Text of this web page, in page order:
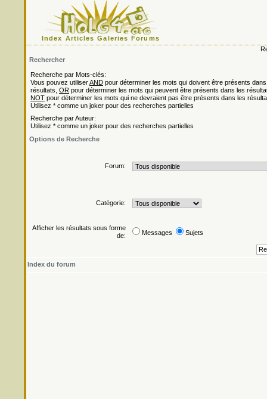
Index Articles Galeries Forums
Rechercher
Recherche par Mots-clés:
Vous pouvez utiliserAND pour déterminer les mots qui doivent être présents
résultats, OR pour déterminer les mots qui peuvent être présents dans les
NOT pour déterminer les mots qui ne devraient pas être présents dans les
Utilisez * comme un joker pour des recherches partielles
Recherche par Auteur:
Utilisez * comme un joker pour des recherches partielles
Options de Recherche
Forum:
Catégorie:
Afficher les résultats sous forme
de:
Messages Sujets
Index du forum